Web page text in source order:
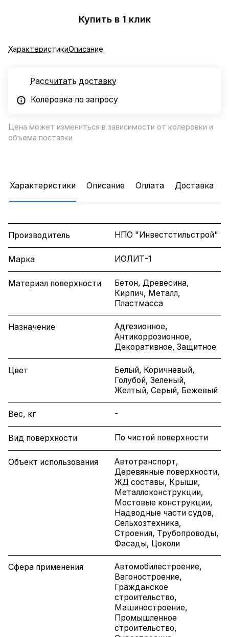
Купить в 1 клик
ХарактеристикиОписание
Рассчитать доставку
Колеровка по запросу
Цена может измениться в зависимости от колеровки и
объема поставки
Характеристики Описание Оплата Доставка
Производитель НПО "Инвестстильстрой"
Марка ИОЛИТ-1
Материал поверхности
Бетон, Древесина,
Кирпич, Металл,
Пластмасса
Назначение
Адгезионное,
Антикоррозионное,
Декоративное, Защитное
Цвет
Белый, Коричневый,
Голубой, Зеленый,
Желтый, Серый, Бежевый
Вес, кг -
Вид поверхности По чистой поверхности
Объект использования
Автотранспорт,
Деревянные поверхности,
ЖД составы, Крыши,
Металлоконструкции,
Мостовые конструкции,
Надводные части судов,
Сельхозтехника,
Строения, Трубопроводы,
Фасады, Цоколи
Сфера применения
Автомобилестроение,
Вагоностроение,
Гражданское
строительство,
Машиностроение,
Промышленное
строительство,